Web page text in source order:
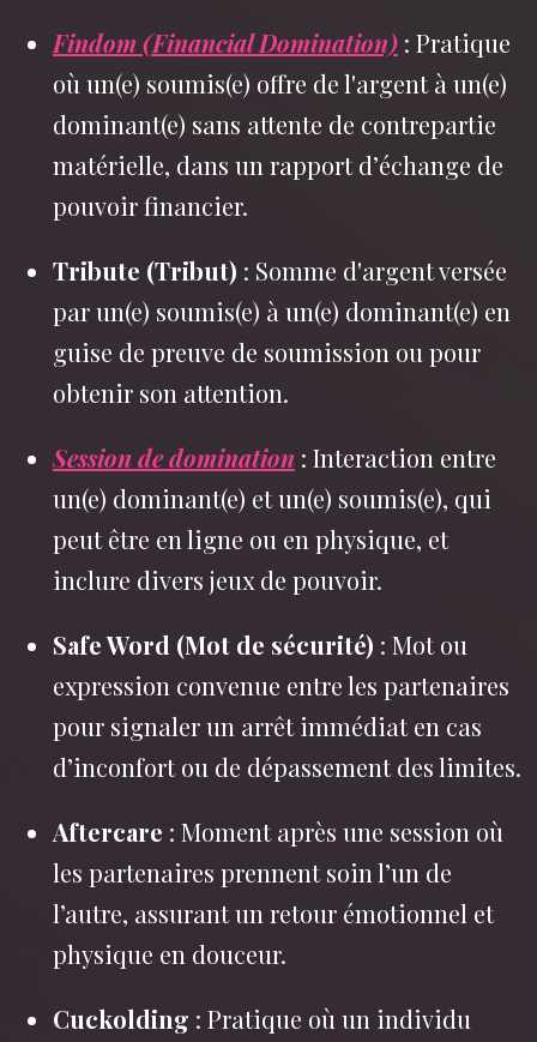
Findom (Financial Domination) : Pratique
où un(e) soumis(e) offre de l'argent à un(e)
dominant(e) sans attente de contrepartie
matérielle, dans un rapport d’échange de
pouvoir financier.
Tribute (Tribut) : Somme d'argent versée
par un(e) soumis(e) à un(e) dominant(e) en
guise de preuve de soumission ou pour
obtenir son attention.
Session de domination : Interaction entre
un(e) dominant(e) et un(e) soumis(e), qui
peut être en ligne ou en physique, et
inclure divers jeux de pouvoir.
Safe Word (Mot de sécurité) : Mot ou
expression convenue entre les partenaires
pour signaler un arrêt immédiat en cas
d’inconfort ou de dépassement des limites.
Aftercare : Moment après une session où
les partenaires prennent soin l’un de
l’autre, assurant un retour émotionnel et
physique en douceur.
Cuckolding : Pratique où un individu